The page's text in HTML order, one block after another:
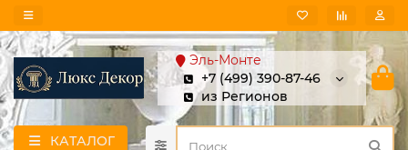
Эль-Монте
+7 (499) 390-87-46
из Регионов
КАТАЛОГ